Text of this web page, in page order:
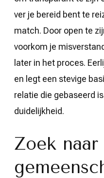
ver je bereid bent te
match. Door open te
voorkom je
later in het proces.
en legt een stevige
relatie die gebaseerd
duidelijkheid.
Zoek naar